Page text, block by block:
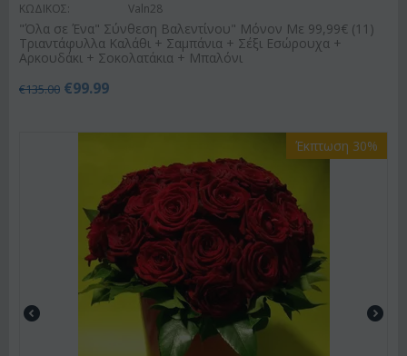
ΚΩΔΙΚΟΣ: Valn28
"Όλα σε Ένα" Σύνθεση Βαλεντίνου" Μόνον Με 99,99€ (11)
Τριαντάφυλλα Καλάθι + Σαμπάνια + Σέξι Εσώρουχα +
Αρκουδάκι + Σοκολατάκια + Μπαλόνι
€135.00 €99.99
Έκπτωση 30%